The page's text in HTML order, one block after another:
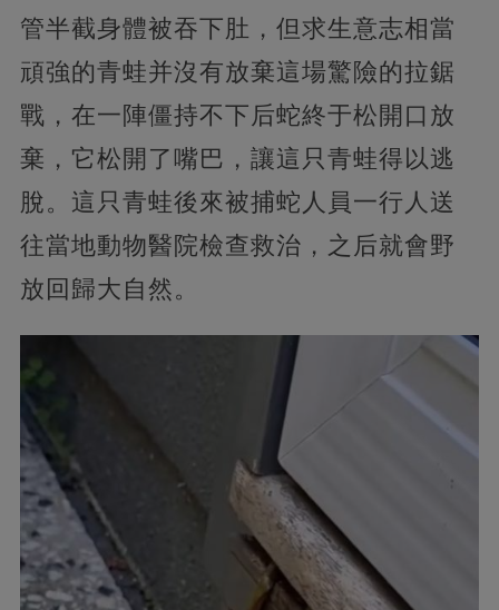
管半截身體被吞下肚，但求生意志相當
頑強的青蛙并沒有放棄這場驚險的拉鋸
戰，在一陣僵持不下后蛇終于松開口放
棄，它松開了嘴巴，讓這只青蛙得以逃
脫。這只青蛙後來被捕蛇人員一行人送
往當地動物醫院檢查救治，之后就會野
放回歸大自然。